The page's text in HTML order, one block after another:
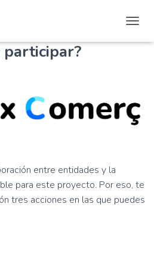
participar?
entre entidades y la
para este proyecto. Por eso, te
tres acciones en las que puedes